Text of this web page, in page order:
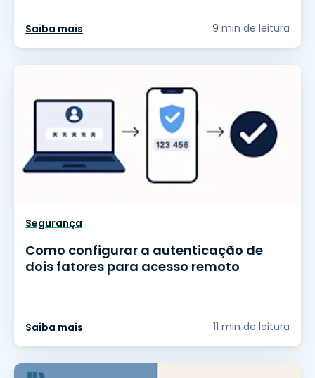
Saiba mais 9 min de leitura
Segurança
Como configurar a autenticação de
dois fatores para acesso remoto
Saiba mais 11 min de leitura